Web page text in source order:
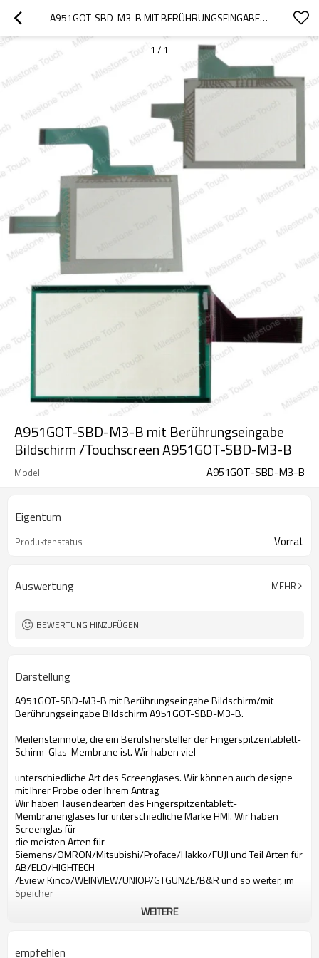
A951GOT-SBD-M3-B MIT BERÜHRUNGSEINGABE BILDSCHIRM /TOUCHSCREEN A951GOT-SBD-M3-B
1 / 1
A951GOT-SBD-M3-B mit Berührungseingabe
Bildschirm /Touchscreen A951GOT-SBD-M3-B
Modell A951GOT-SBD-M3-B
Eigentum
Produktenstatus Vorrat
Auswertung MEHR
BEWERTUNG HINZUFÜGEN
Darstellung
A951GOT-SBD-M3-B mit Berührungseingabe Bildschirm/mit
Berührungseingabe Bildschirm A951GOT-SBD-M3-B.
Meilensteinnote, die ein Berufshersteller der Fingerspitzentablett-
Schirm-Glas-Membrane ist. Wir haben viel
unterschiedliche Art des Screenglases. Wir können auch designe
mit Ihrer Probe oder Ihrem Antrag
Wir haben Tausendearten des Fingerspitzentablett-
Membranenglases für unterschiedliche Marke HMI. Wir haben
Screenglas für
die meisten Arten für
Siemens/OMRON/Mitsubishi/Proface/Hakko/FUJI und Teil Arten für
AB/ELO/HIGHTECH
/Eview Kinco/WEINVIEW/UNIOP/GTGUNZE/B&R und so weiter, im
Speicher
mit Berührungseingabe Bildschirm für A951GOT-SBD-M3-B
WEITERE
empfehlen